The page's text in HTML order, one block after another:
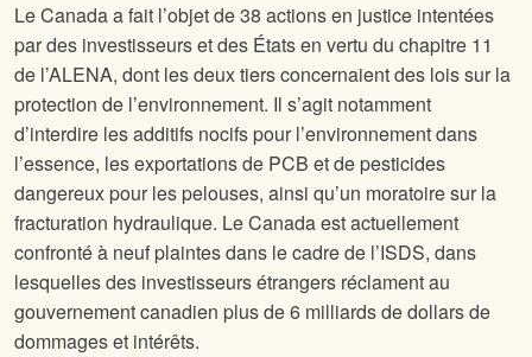
Le Canada a fait l’objet de 38 actions en justice intentées
par des investisseurs et des États en vertu du chapitre 11
de l’ALENA, dont les deux tiers concernaient des lois sur la
protection de l’environnement. Il s’agit notamment
d’interdire les additifs nocifs pour l’environnement dans
l’essence, les exportations de PCB et de pesticides
dangereux pour les pelouses, ainsi qu’un moratoire sur la
fracturation hydraulique. Le Canada est actuellement
confronté à neuf plaintes dans le cadre de l’ISDS, dans
lesquelles des investisseurs étrangers réclament au
gouvernement canadien plus de 6 milliards de dollars de
dommages et intérêts.